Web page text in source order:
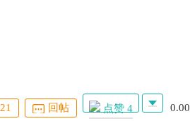
21 回帖 点赞 4